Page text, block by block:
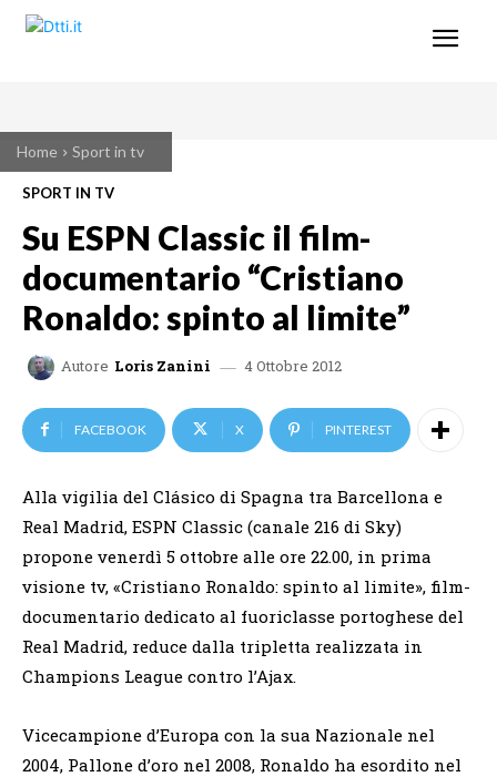
Home Sport in tv
SPORT IN TV
Su ESPN Classic il film-
documentario “Cristiano
Ronaldo: spinto al limite”
Autore Loris Zanini 4 Ottobre 2012
FACEBOOK X PINTEREST
Alla vigilia del Clásico di Spagna tra Barcellona e
Real Madrid, ESPN Classic (canale 216 di Sky)
propone venerdì 5 ottobre alle ore 22.00, in prima
visione tv, «Cristiano Ronaldo: spinto al limite», film-
documentario dedicato al fuoriclasse portoghese del
Real Madrid, reduce dalla tripletta realizzata in
Champions League contro l’Ajax.
Vicecampione d’Europa con la sua Nazionale nel
2004, Pallone d’oro nel 2008, Ronaldo ha esordito nel